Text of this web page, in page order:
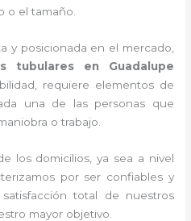
o el tamaño.
y posicionada en el mercado,
tubulares en Guadalupe
requiere elementos de
una de las personas que
o trabajo.
los domicilios, ya sea a nivel
por ser confiables y
total de nuestros
mayor objetivo.